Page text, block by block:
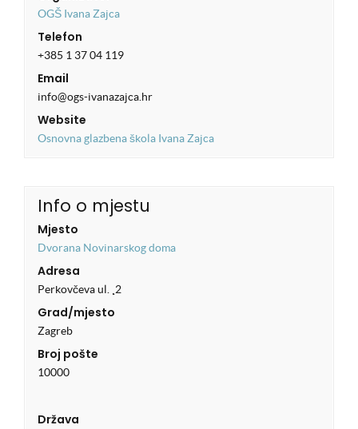
OGŠ Ivana Zajca
Telefon
+385 1 37 04 119
Email
info@ogs-ivanazajca.hr
Website
Osnovna glazbena škola Ivana Zajca
Info o mjestu
Mjesto
Dvorana Novinarskog doma
Adresa
Perkovčeva ul. ¸2
Grad/mjesto
Zagreb
Broj pošte
10000
Država